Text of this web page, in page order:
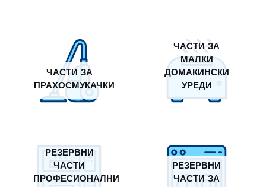
ЧАСТИ ЗА
ПРАХОСМУКАЧКИ
ЧАСТИ ЗА
МАЛКИ
ДОМАКИНСКИ
УРЕДИ
РЕЗЕРВНИ
ЧАСТИ
ПРОФЕСИОНАЛНИ
РЕЗЕРВНИ
ЧАСТИ ЗА